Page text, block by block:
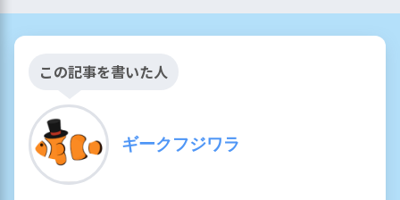
この記事を書いた人
ギークフジワラ